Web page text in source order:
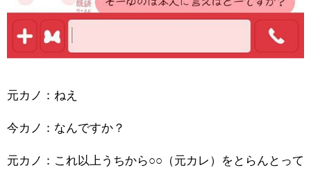
元カノ：ねえ
今カノ：なんですか？
元カノ：これ以上うちから○○（元カレ）をとらんとって